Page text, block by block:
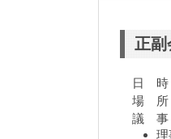
正副
日 時
場 所
議 事
理